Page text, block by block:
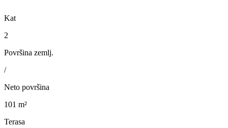
Kat
2
Površina zemlj.
/
Neto površina
101 m²
Terasa